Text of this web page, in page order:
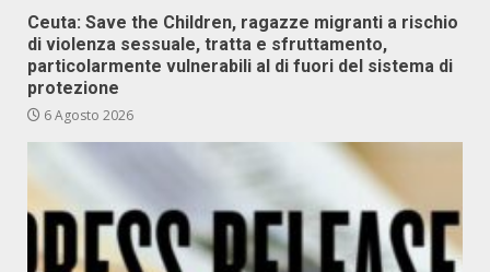
Ceuta: Save the Children, ragazze migranti a rischio
di violenza sessuale, tratta e sfruttamento,
particolarmente vulnerabili al di fuori del sistema di
protezione
6 Agosto 2026